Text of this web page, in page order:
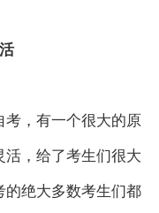
，有一个很大的原
，给了考生们很大
绝大多数考生们都